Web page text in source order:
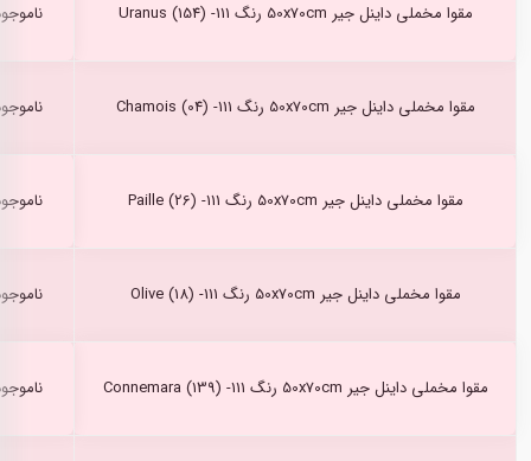
مقوا مخملی داینل جیر 50x70cm رنگ Uranus (154) -111
مقوا مخملی داینل جیر 50x70cm رنگ Chamois (04) -111
مقوا مخملی داینل جیر 50x70cm رنگ Paille (26) -111
مقوا مخملی داینل جیر 50x70cm رنگ Olive (18) -111
مقوا مخملی داینل جیر 50x70cm رنگ Connemara (139) -111